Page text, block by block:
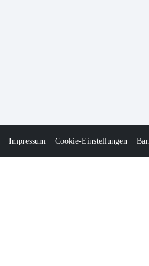
Impressum Cookie-Einstellungen